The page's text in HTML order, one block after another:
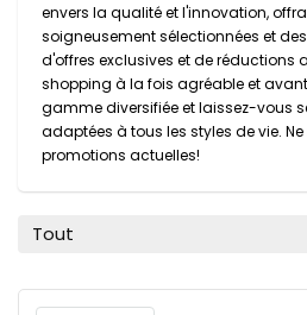
envers la qualité et l'innovation,
soigneusement sélectionnées et
d'offres exclusives et de réductions
shopping à la fois agréable et
gamme diversifiée et laissez-vous
adaptées à tous les styles de vie.
promotions actuelles!
Tout